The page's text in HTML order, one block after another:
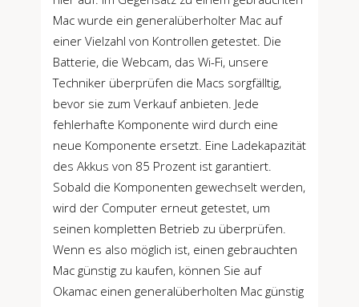
Mac wurde ein generalüberholter Mac auf
einer Vielzahl von Kontrollen getestet. Die
Batterie, die Webcam, das Wi-Fi, unsere
Techniker überprüfen die Macs sorgfälltig,
bevor sie zum Verkauf anbieten. Jede
fehlerhafte Komponente wird durch eine
neue Komponente ersetzt. Eine Ladekapazität
des Akkus von 85 Prozent ist garantiert.
Sobald die Komponenten gewechselt werden,
wird der Computer erneut getestet, um
seinen kompletten Betrieb zu überprüfen.
Wenn es also möglich ist, einen gebrauchten
Mac günstig zu kaufen, können Sie auf
Okamac einen generalüberholten Mac günstig